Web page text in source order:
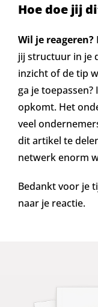
Hoe doe jij
Wil je reageren?
jij structuur in je
inzicht of de tip
ga je
opkomt. Het
veel
dit artikel te
netwerk enorm
Bedankt voor je
naar je reactie.